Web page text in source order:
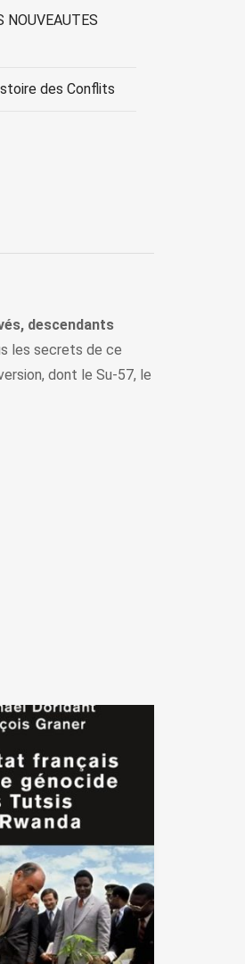
NOUVEAUTES
des Conflits
descendants
les secrets de ce
dont le Su-57, le